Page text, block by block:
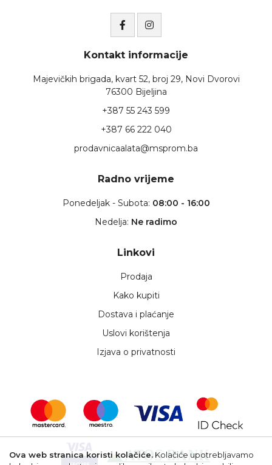
Kontakt informacije
Majevičkih brigada, kvart 52, broj 29, Novi Dvorovi
76300 Bijeljina
+387 55 243 599
+387 66 222 040
prodavnicaalata@msprom.ba
Radno vrijeme
Ponedeljak - Subota: 08:00 - 16:00
Nedelja: Ne radimo
Linkovi
Prodaja
Kako kupiti
Dostava i plaćanje
Uslovi korištenja
Izjava o privatnosti
Ova web stranica koristi kolačiće. Kolačiće upotrebljavamo